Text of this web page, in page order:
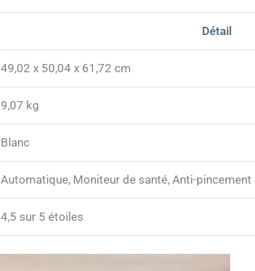
Détail
49,02 x 50,04 x 61,72 cm
9,07 kg
Blanc
Automatique, Moniteur de santé, Anti-pincement
4,5 sur 5 étoiles